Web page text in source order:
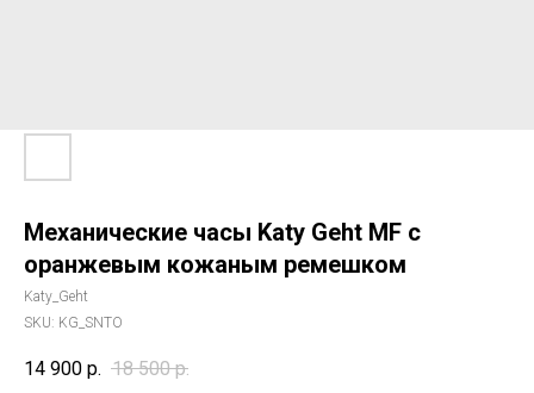
Механические часы Katy Geht MF с
оранжевым кожаным ремешком
Katy_Geht
SKU: KG_SNTO
14 900 р. 18 500 р.